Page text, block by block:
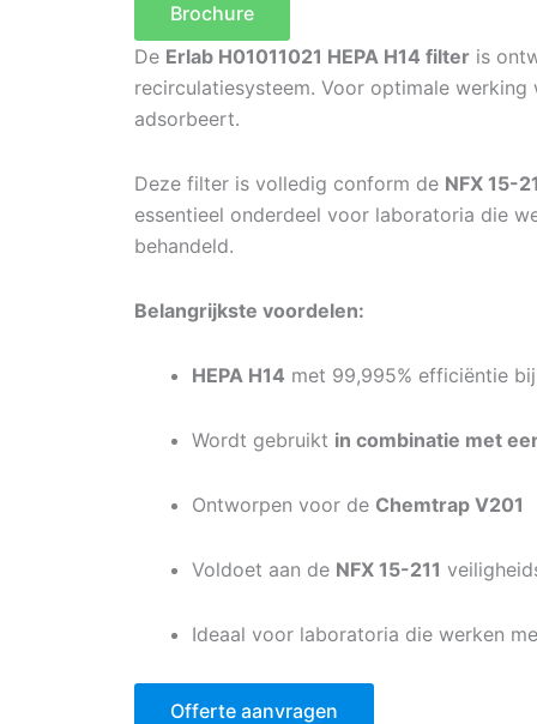
Brochure
De Erlab H01011021 HEPA H14 filter is
recirculatiesysteem. Voor optimale
adsorbeert.
Deze filter is volledig conform de NFX 15-
essentieel onderdeel voor laboratoria die
behandeld.
Belangrijkste voordelen:
HEPA H14 met 99,995% efficiëntie
Wordt gebruikt in combinatie met
Ontworpen voor de Chemtrap V201
Voldoet aan de NFX 15-211
Ideaal voor laboratoria die werken
Offerte aanvragen